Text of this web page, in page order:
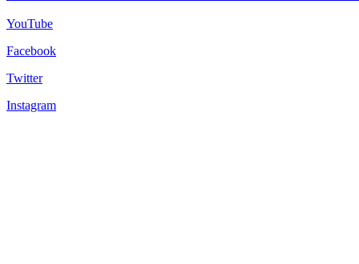
YouTube
Facebook
Twitter
Instagram